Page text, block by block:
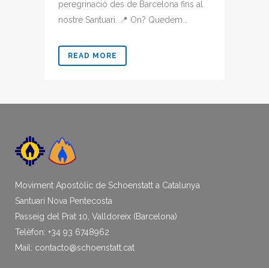
peregrinació des de Barcelona fins al
nostre Santuari. 📍 On? Quedem...
READ MORE
Moviment Apostòlic de Schoenstatt a Catalunya
Santuari Nova Pentecosta
Passeig del Prat 10, Valldoreix (Barcelona)
Telèfon: +34 93 6748962
Mail: contacto@schoenstatt.cat